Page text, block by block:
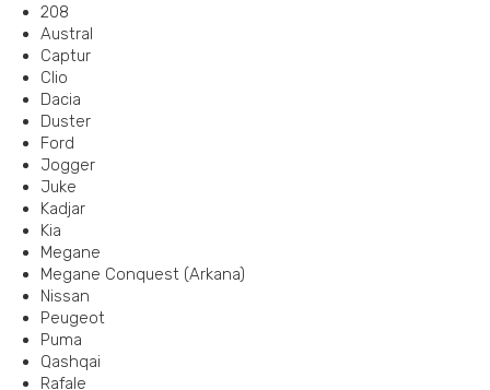
208
Austral
Captur
Clio
Dacia
Duster
Ford
Jogger
Juke
Kadjar
Kia
Megane
Megane Conquest (Arkana)
Nissan
Peugeot
Puma
Qashqai
Rafale